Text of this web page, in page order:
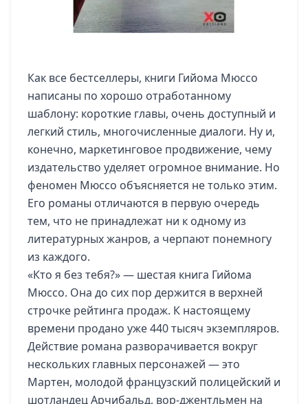
Как все бестселлеры, книги Гийома Мюссо
написаны по хорошо отработанному
шаблону: короткие главы, очень доступный и
легкий стиль, многочисленные диалоги. Ну и,
конечно, маркетинговое продвижение, чему
издательство уделяет огромное внимание. Но
феномен Мюссо объясняется не только этим.
Его романы отличаются в первую очередь
тем, что не принадлежат ни к одному из
литературных жанров, а черпают понемногу
из каждого.
«Кто я без тебя?» — шестая книга Гийома
Мюссо. Она до сих пор держится в верхней
строчке рейтинга продаж. К настоящему
времени продано уже 440 тысяч экземпляров.
Действие романа разворачивается вокруг
нескольких главных персонажей — это
Мартен, молодой французский полицейский и
шотландец Арчибальд, вор-джентльмен на